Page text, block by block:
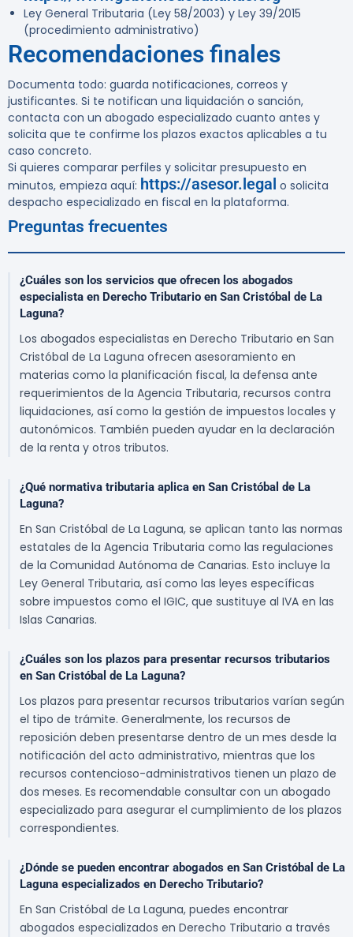
Ley General Tributaria (Ley 58/2003) y Ley 39/2015
(procedimiento administrativo)
Recomendaciones finales
Documenta todo: guarda notificaciones, correos y
justificantes. Si te notifican una liquidación o sanción,
contacta con un abogado especializado cuanto antes y
solicita que te confirme los plazos exactos aplicables a tu
caso concreto.
Si quieres comparar perfiles y solicitar presupuesto en
minutos, empieza aquí: https://asesor.legal o solicita
despacho especializado en fiscal en la plataforma.
Preguntas frecuentes
¿Cuáles son los servicios que ofrecen los abogados
especialista en Derecho Tributario en San Cristóbal de La
Laguna?
Los abogados especialistas en Derecho Tributario en San
Cristóbal de La Laguna ofrecen asesoramiento en
materias como la planificación fiscal, la defensa ante
requerimientos de la Agencia Tributaria, recursos contra
liquidaciones, así como la gestión de impuestos locales y
autonómicos. También pueden ayudar en la declaración
de la renta y otros tributos.
¿Qué normativa tributaria aplica en San Cristóbal de La
Laguna?
En San Cristóbal de La Laguna, se aplican tanto las normas
estatales de la Agencia Tributaria como las regulaciones
de la Comunidad Autónoma de Canarias. Esto incluye la
Ley General Tributaria, así como las leyes específicas
sobre impuestos como el IGIC, que sustituye al IVA en las
Islas Canarias.
¿Cuáles son los plazos para presentar recursos tributarios
en San Cristóbal de La Laguna?
Los plazos para presentar recursos tributarios varían según
el tipo de trámite. Generalmente, los recursos de
reposición deben presentarse dentro de un mes desde la
notificación del acto administrativo, mientras que los
recursos contencioso-administrativos tienen un plazo de
dos meses. Es recomendable consultar con un abogado
especializado para asegurar el cumplimiento de los plazos
correspondientes.
¿Dónde se pueden encontrar abogados en San Cristóbal de La
Laguna especializados en Derecho Tributario?
En San Cristóbal de La Laguna, puedes encontrar
abogados especializados en Derecho Tributario a través